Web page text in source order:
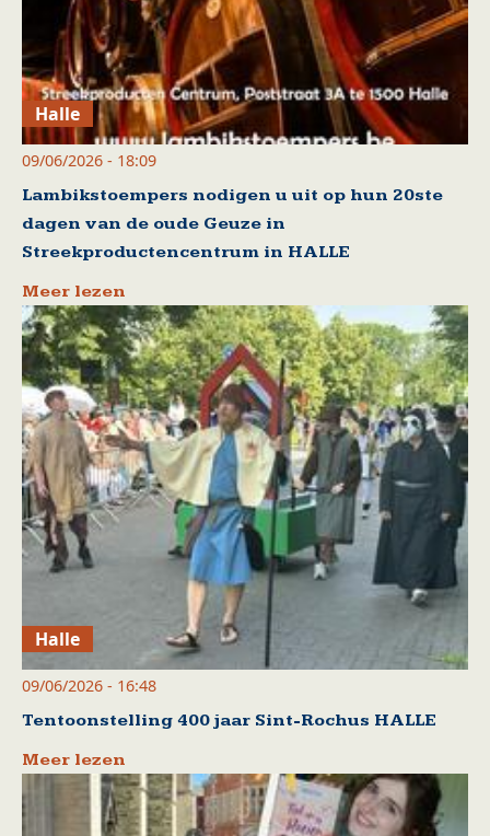
Halle
09/06/2026 - 18:09
Lambikstoempers nodigen u uit op hun 20ste
dagen van de oude Geuze in
Streekproductencentrum in HALLE
Meer lezen
Halle
09/06/2026 - 16:48
Tentoonstelling 400 jaar Sint-Rochus HALLE
Meer lezen